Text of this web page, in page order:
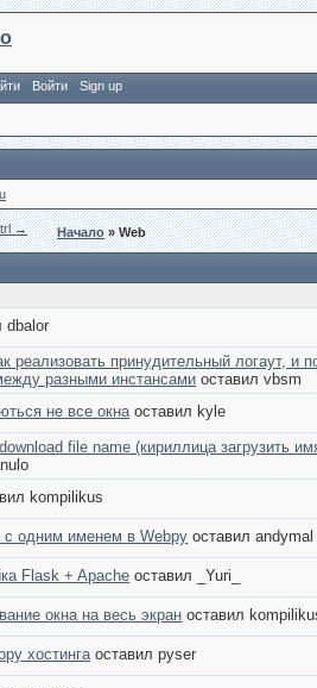
Войти Sign up
→ Начало » Web
dbalor
реализовать принудительный логаут, и
разными инстансами оставил vbsm
не все окна оставил kyle
file name (кириллица загрузить
kompilikus
с одним именем в Webpy оставил andymal
Flask + Apache оставил _Yuri_
окна на весь экран оставил
хостинга оставил pyser